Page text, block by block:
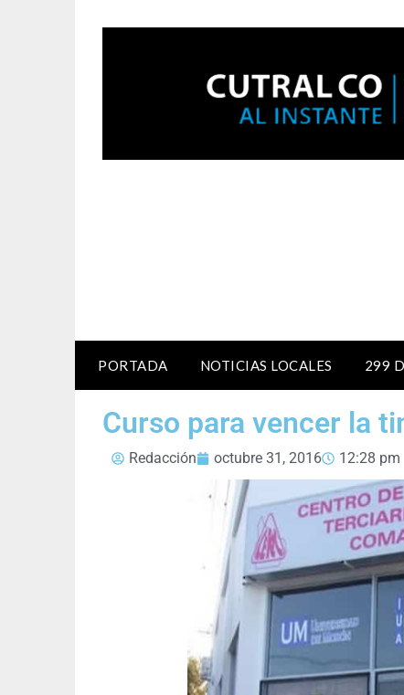
PORTADA NOTICIAS LOCALES 299
Curso para vencer la
Redacción octubre 31, 2016 12:28 pm